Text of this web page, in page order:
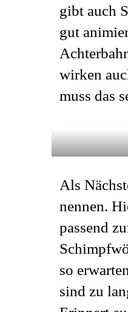
gibt auch
gut
wirken
muss das
Als
nennen.
passend
so
sind zu